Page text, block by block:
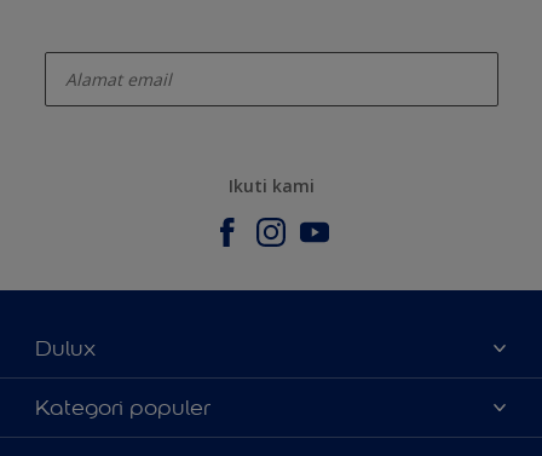
Ikuti kami
Dulux
Tentang Kami
Contact us
Kategori populer